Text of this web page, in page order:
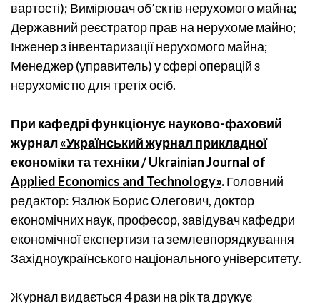
вартості); Вимірювач об’єктів нерухомого майна;
Державний реєстратор прав на нерухоме майно;
Інженер з інвентаризації нерухомого майна;
Менеджер (управитель) у сфері операцій з
нерухомістю для третіх осіб.
При кафедрі функціонує науково-фаховий
журнал«Український журнал прикладної
економіки та техніки / Ukrainian Journal of
Applied Economics and Technology».Головний
редактор: Язлюк Борис Олегович, доктор
економічних наук, професор, завідувач кафедри
економічної експертизи та землевпорядкування
Західноукраїнського національного університету.
Журнал видається 4 рази на рік та друкує